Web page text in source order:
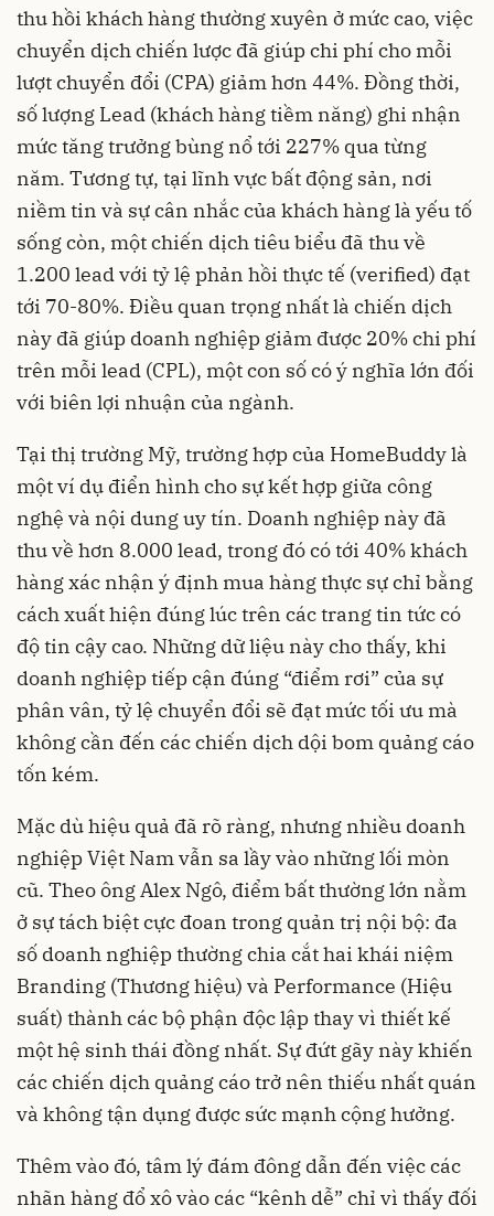
thu hồi khách hàng thường xuyên ở mức cao, việc
chuyển dịch chiến lược đã giúp chi phí cho mỗi
lượt chuyển đổi (CPA) giảm hơn 44%. Đồng thời,
số lượng Lead (khách hàng tiềm năng) ghi nhận
mức tăng trưởng bùng nổ tới 227% qua từng
năm. Tương tự, tại lĩnh vực bất động sản, nơi
niềm tin và sự cân nhắc của khách hàng là yếu tố
sống còn, một chiến dịch tiêu biểu đã thu về
1.200 lead với tỷ lệ phản hồi thực tế (verified) đạt
tới 70-80%. Điều quan trọng nhất là chiến dịch
này đã giúp doanh nghiệp giảm được 20% chi phí
trên mỗi lead (CPL), một con số có ý nghĩa lớn đối
với biên lợi nhuận của ngành.
Tại thị trường Mỹ, trường hợp của HomeBuddy là
một ví dụ điển hình cho sự kết hợp giữa công
nghệ và nội dung uy tín. Doanh nghiệp này đã
thu về hơn 8.000 lead, trong đó có tới 40% khách
hàng xác nhận ý định mua hàng thực sự chỉ bằng
cách xuất hiện đúng lúc trên các trang tin tức có
độ tin cậy cao. Những dữ liệu này cho thấy, khi
doanh nghiệp tiếp cận đúng “điểm rơi” của sự
phân vân, tỷ lệ chuyển đổi sẽ đạt mức tối ưu mà
không cần đến các chiến dịch dội bom quảng cáo
tốn kém.
Mặc dù hiệu quả đã rõ ràng, nhưng nhiều doanh
nghiệp Việt Nam vẫn sa lầy vào những lối mòn
cũ. Theo ông Alex Ngô, điểm bất thường lớn nằm
ở sự tách biệt cực đoan trong quản trị nội bộ: đa
số doanh nghiệp thường chia cắt hai khái niệm
Branding (Thương hiệu) và Performance (Hiệu
suất) thành các bộ phận độc lập thay vì thiết kế
một hệ sinh thái đồng nhất. Sự đứt gãy này khiến
các chiến dịch quảng cáo trở nên thiếu nhất quán
và không tận dụng được sức mạnh cộng hưởng.
Thêm vào đó, tâm lý đám đông dẫn đến việc các
nhãn hàng đổ xô vào các “kênh dễ” chỉ vì thấy đối